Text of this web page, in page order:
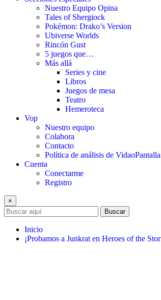
Nuestro Equipo Opina
Tales of Shergiock
Pokémon: Drako’s Version
Ubiverse Worlds
Rincón Gust
5 juegos que…
Más allá
Series y cine
Libros
Juegos de mesa
Teatro
Hemeroteca
Vop
Nuestro equipo
Colabora
Contacto
Política de análisis de VidaoPantalla
Cuenta
Conectarme
Registro
×
Buscar
Inicio
¡Probamos a Junkrat en Heroes of the